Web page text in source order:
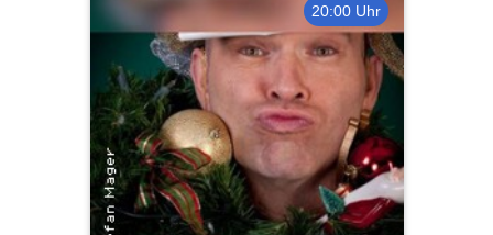
20:00 Uhr